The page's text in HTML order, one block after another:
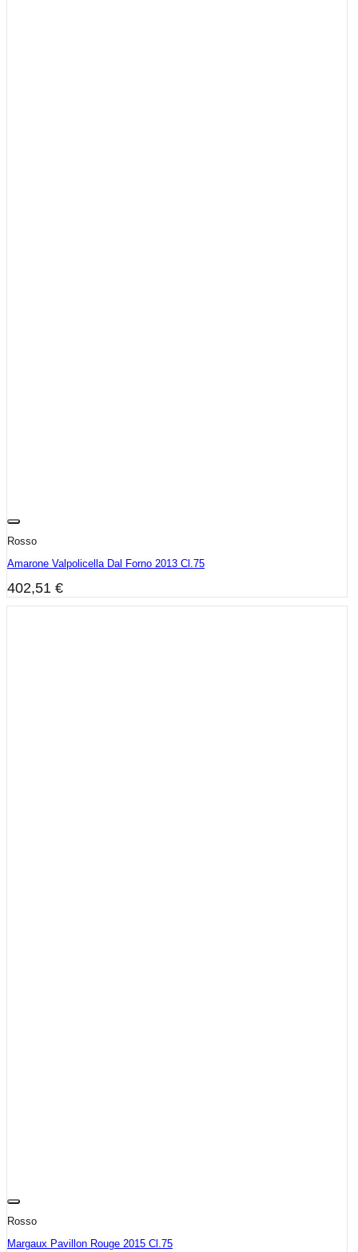
Rosso
Amarone Valpolicella Dal Forno 2013 Cl.75
402,51 €
Rosso
Margaux Pavillon Rouge 2015 Cl.75